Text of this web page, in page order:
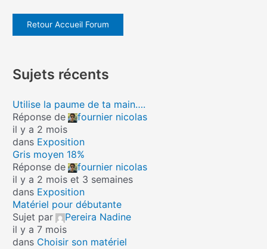
Retour Accueil Forum
Sujets récents
Utilise la paume de ta main….
Réponse de
fournier nicolas
il y a 2 mois
dans Exposition
Gris moyen 18%
Réponse de
fournier nicolas
il y a 2 mois et 3 semaines
dans Exposition
Matériel pour débutante
Sujet par
Pereira Nadine
il y a 7 mois
dans Choisir son matériel